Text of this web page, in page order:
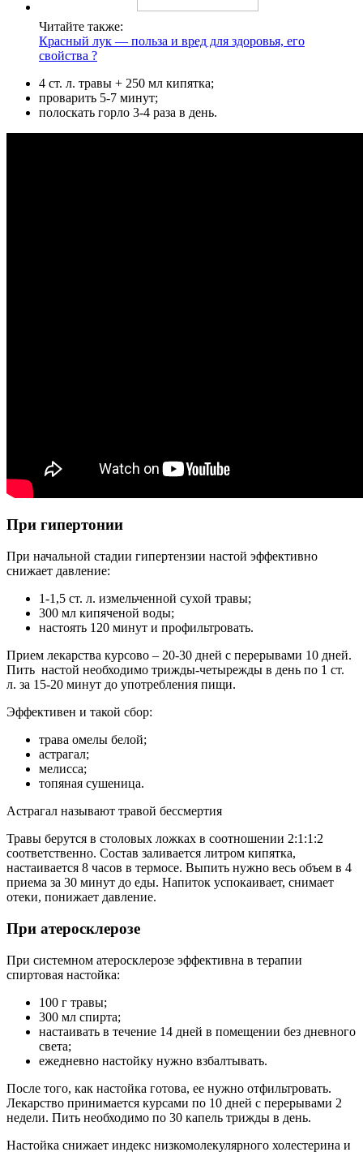
Читайте также:
Красный лук — польза и вред для здоровья, его
свойства ?
4 ст. л. травы + 250 мл кипятка;
проварить 5-7 минут;
полоскать горло 3-4 раза в день.
При гипертонии
При начальной стадии гипертензии настой эффективно
снижает давление:
1-1,5 ст. л. измельченной сухой травы;
300 мл кипяченой воды;
настоять 120 минут и профильтровать.
Прием лекарства курсово – 20-30 дней с перерывами 10 дней.
Пить настой необходимо трижды-четырежды в день по 1 ст.
л. за 15-20 минут до употребления пищи.
Эффективен и такой сбор:
трава омелы белой;
астрагал;
мелисса;
топяная сушеница.
Астрагал называют травой бессмертия
Травы берутся в столовых ложках в соотношении 2:1:1:2
соответственно. Состав заливается литром кипятка,
настаивается 8 часов в термосе. Выпить нужно весь объем в 4
приема за 30 минут до еды. Напиток успокаивает, снимает
отеки, понижает давление.
При атеросклерозе
При системном атеросклерозе эффективна в терапии
спиртовая настойка:
100 г травы;
300 мл спирта;
настаивать в течение 14 дней в помещении без дневного
света;
ежедневно настойку нужно взбалтывать.
После того, как настойка готова, ее нужно отфильтровать.
Лекарство принимается курсами по 10 дней с перерывами 2
недели. Пить необходимо по 30 капель трижды в день.
Настойка снижает индекс низкомолекулярного холестерина и